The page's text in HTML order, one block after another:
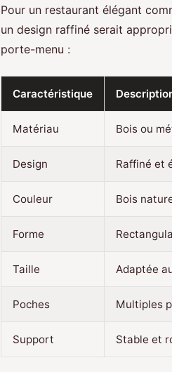
Pour un restaurant élégant
un design raffiné serait
porte-menu :
Caractéristique
Matériau Bois ou
Design Raffiné et
Couleur Bois
Forme
Taille Adaptée
Poches Multiples
Support Stable et